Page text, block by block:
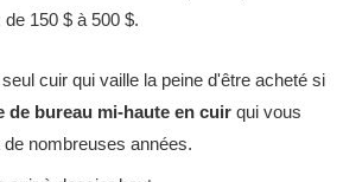
150 $ à 500 $.
cuir qui vaille la peine d'être acheté si
de bureau mi-haute en cuir qui vous
nombreuses années.